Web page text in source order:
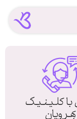
با کلینیک
بهرویان